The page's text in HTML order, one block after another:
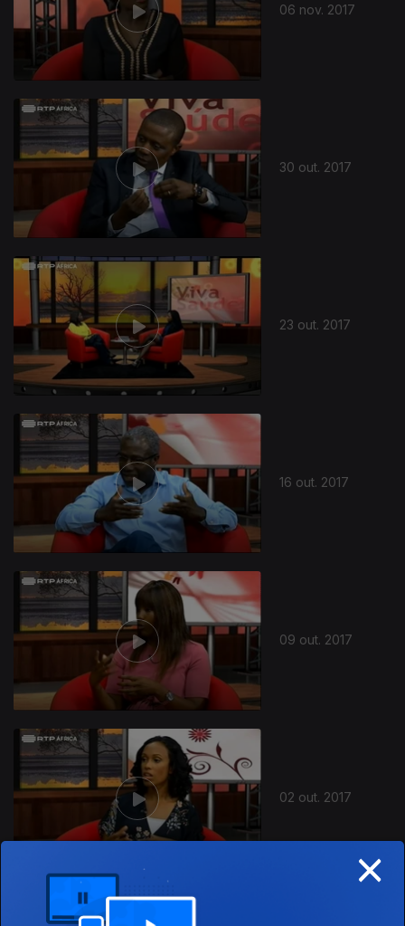
06 nov. 2017
30 out. 2017
23 out. 2017
16 out. 2017
310941
09 out. 2017
02 out. 2017
×